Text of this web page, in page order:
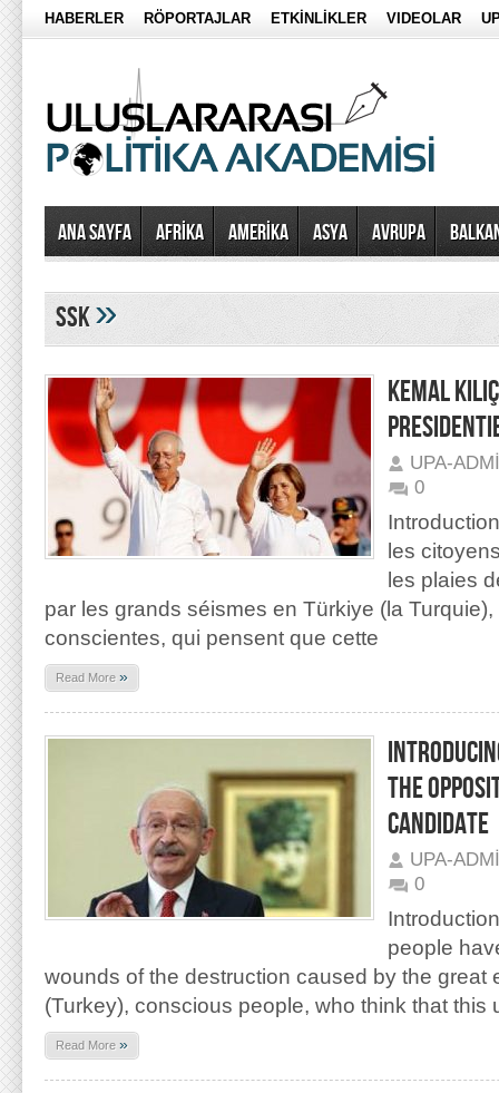
HABERLER RÖPORTAJLAR ETKİNLİKLER VIDEOLAR
Ana Sayfa AFRİKA AMERİKA ASYA AVRUPA
ssk»
KEMAL
UPA-
0
les
les plaies
par les grands séismes en Türkiye (la
conscientes, qui pensent que cette
Read More »
THE
CANDIDATE
UPA-
0
people
wounds of the destruction caused by the great
(Turkey), conscious people, who think that this
Read More »